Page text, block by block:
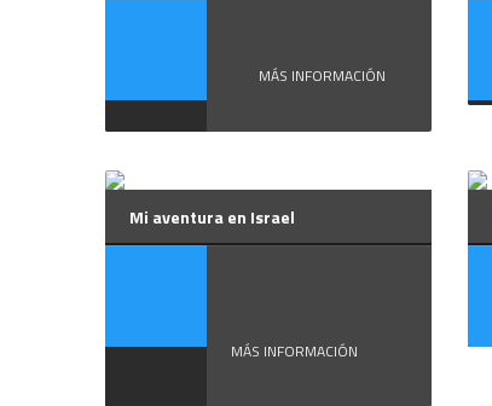
MÁS INFORMACIÓN
Mi aventura en Israel
MÁS INFORMACIÓN